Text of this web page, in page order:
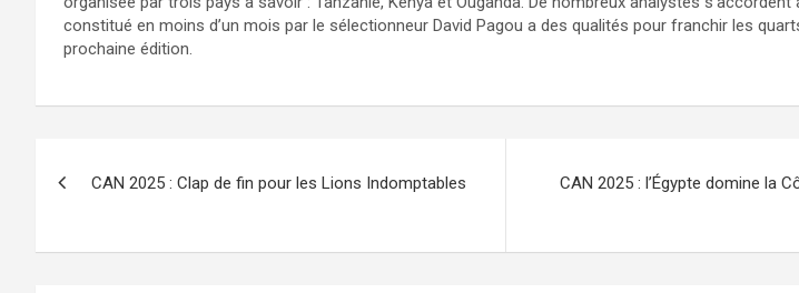
constitué en moins d’un mois par le sélectionneur David Pagou a des qualités pour franchir les
prochaine édition.
l’article
CAN 2025 : Clap de fin pour les Lions Indomptables
CAN 2025 : l’Égypte domine la